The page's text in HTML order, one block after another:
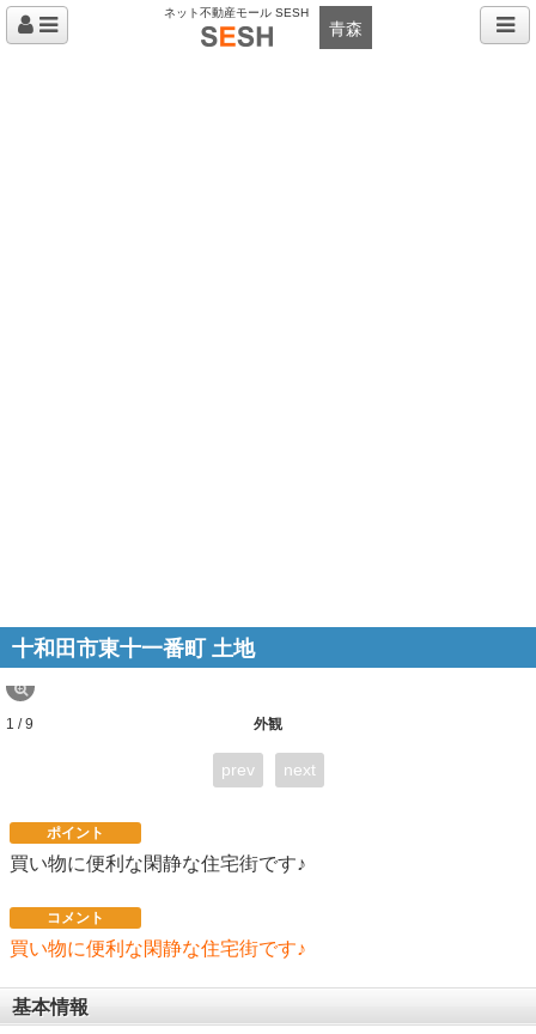
ネット不動産モール SESH
青森
十和田市東十一番町 土地
外観
1 / 9
prev next
ポイント
買い物に便利な閑静な住宅街です♪
コメント
買い物に便利な閑静な住宅街です♪
基本情報